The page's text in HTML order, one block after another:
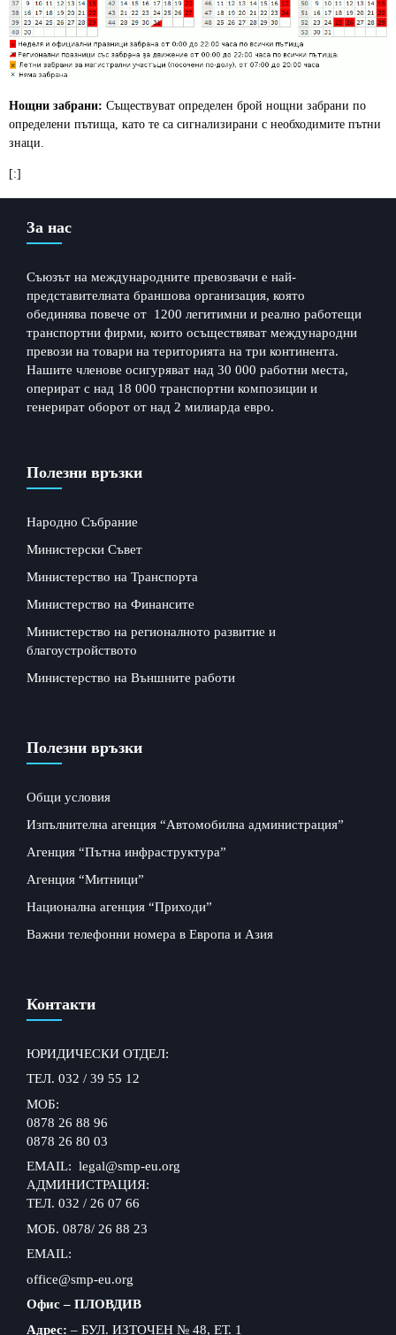
Нощни забрани: Съществуват определен брой нощни забрани по
определени пътища, като те са сигнализирани с необходимите пътни
знаци.
[:]
За нас
Съюзът на международните превозвачи е най-
представителната браншова организация, която
обединява повече от 1200 легитимни и реално работещи
транспортни фирми, които осъществяват международни
превози на товари на територията на три континента.
Нашите членове осигуряват над 30 000 работни места,
оперират с над 18 000 транспортни композиции и
генерират оборот от над 2 милиарда евро.
Полезни връзки
Народно Събрание
Министерски Съвет
Министерство на Транспорта
Министерство на Финансите
Министерство на регионалното развитие и
благоустройството
Министерство на Външните работи
Полезни връзки
Общи условия
Изпълнителна агенция “Автомобилна администрация”
Агенция “Пътна инфраструктура”
Агенция “Митници”
Национална агенция “Приходи”
Важни телефонни номера в Европа и Азия
Контакти
ЮРИДИЧЕСКИ ОТДЕЛ:
ТЕЛ. 032 / 39 55 12
МОБ:
0878 26 88 96
0878 26 80 03
EMAIL: legal@smp-eu.org
АДМИНИСТРАЦИЯ:
ТЕЛ. 032 / 26 07 66
МОБ. 0878/ 26 88 23
EMAIL:
office@smp-eu.org
Офис – ПЛОВДИВ
Адрес: – БУЛ. ИЗТОЧЕН № 48, ЕТ. 1